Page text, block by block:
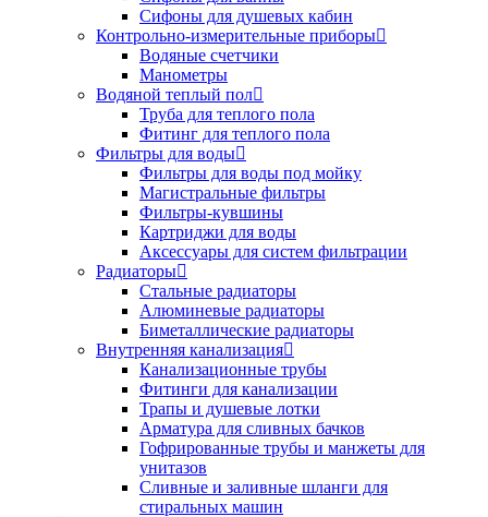
Сифоны для душевых кабин
Контрольно-измерительные приборы
Водяные счетчики
Манометры
Водяной теплый пол
Труба для теплого пола
Фитинг для теплого пола
Фильтры для воды
Фильтры для воды под мойку
Магистральные фильтры
Фильтры-кувшины
Картриджи для воды
Аксессуары для систем фильтрации
Радиаторы
Стальные радиаторы
Алюминевые радиаторы
Биметаллические радиаторы
Внутренняя канализация
Канализационные трубы
Фитинги для канализации
Трапы и душевые лотки
Арматура для сливных бачков
Гофрированные трубы и манжеты для
унитазов
Сливные и заливные шланги для
стиральных машин